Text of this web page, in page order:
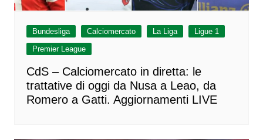
Bundesliga Calciomercato La Liga
Ligue 1
Premier League
CdS – Calciomercato in diretta: le
trattative di oggi da Nusa a Leao, da
Romero a Gatti. Aggiornamenti LIVE